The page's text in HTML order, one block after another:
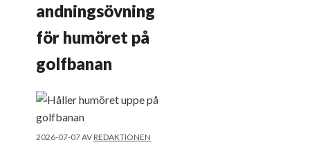
andningsövning
för humöret på
golfbanan
2026-07-07AVREDAKTIONEN